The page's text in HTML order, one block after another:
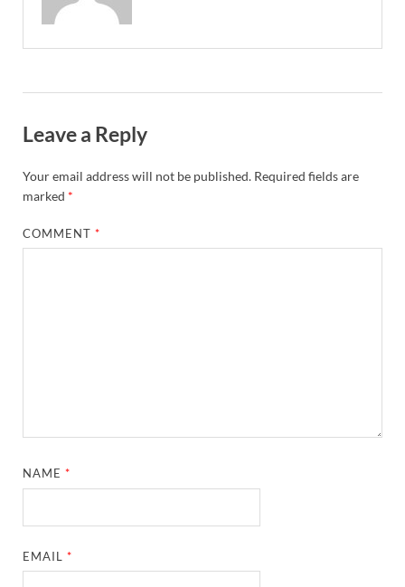
Leave a Reply
Your email address will not be published. Required fields are
marked *
COMMENT*
NAME*
EMAIL*